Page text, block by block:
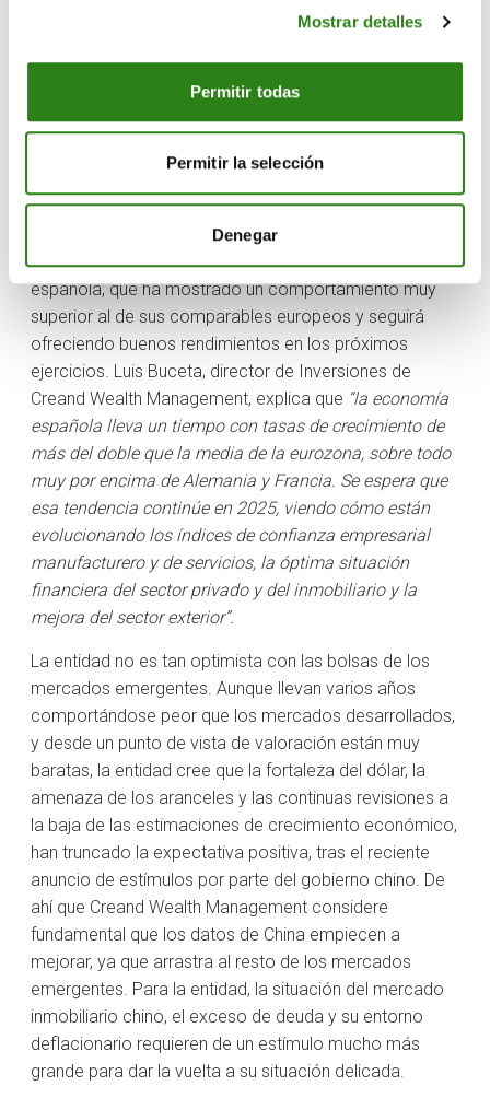
Mostrar detalles
Permitir todas
Permitir la selección
Denegar
tácticamente a la neutralidad de las diferentes carteras,
obstante, propone hacerlo de forma selectiva, puesto
índices parecen ajustadas, la entidad cree que el
entorno es más positivo al riesgo, tras la victoria de
Trump, al esperar que la economía siga
Por geografías, la entidad apuesta por la bolsa
española, que ha mostrado un comportamiento muy
superior al de sus comparables europeos y seguirá
ofreciendo buenos rendimientos en los próximos
ejercicios. Luis Buceta, director de Inversiones de
Creand Wealth Management, explica que “la economía
española lleva un tiempo con tasas de crecimiento de
más del doble que la media de la eurozona, sobre todo
muy por encima de Alemania y Francia. Se espera que
esa tendencia continúe en 2025, viendo cómo están
evolucionando los índices de confianza empresarial
manufacturero y de servicios, la óptima situación
financiera del sector privado y del inmobiliario y la
mejora del sector exterior”.
La entidad no es tan optimista con las bolsas de los
mercados emergentes. Aunque llevan varios años
comportándose peor que los mercados desarrollados,
y desde un punto de vista de valoración están muy
baratas, la entidad cree que la fortaleza del dólar, la
amenaza de los aranceles y las continuas revisiones a
la baja de las estimaciones de crecimiento económico,
han truncado la expectativa positiva, tras el reciente
anuncio de estímulos por parte del gobierno chino. De
ahí que Creand Wealth Management considere
fundamental que los datos de China empiecen a
mejorar, ya que arrastra al resto de los mercados
emergentes. Para la entidad, la situación del mercado
inmobiliario chino, el exceso de deuda y su entorno
deflacionario requieren de un estímulo mucho más
grande para dar la vuelta a su situación delicada.